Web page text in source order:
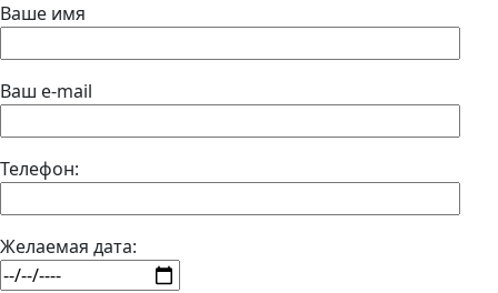
Ваше имя
Ваш e-mail
Телефон:
Желаемая дата: